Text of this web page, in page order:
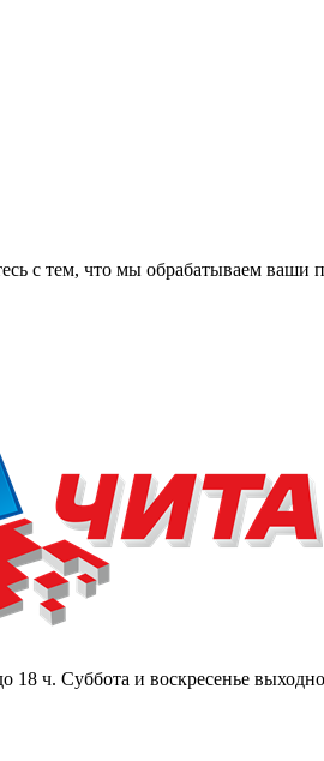
с тем, что мы обрабатываем
18 ч. Суббота и воскресенье